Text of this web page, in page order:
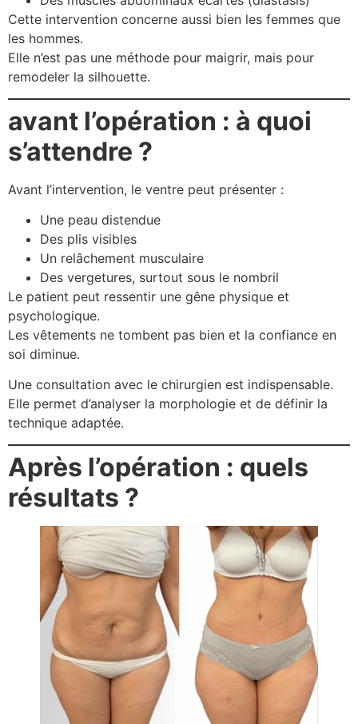
Cette intervention concerne aussi bien les femmes que
les hommes.
Elle n’est pas une méthode pour maigrir, mais pour
remodeler la silhouette.
avant l’opération : à quoi
s’attendre ?
Avant l’intervention, le ventre peut présenter :
Une peau distendue
Des plis visibles
Un relâchement musculaire
Des vergetures, surtout sous le nombril
Le patient peut ressentir une gêne physique et
psychologique.
Les vêtements ne tombent pas bien et la confiance en
soi diminue.
Une consultation avec le chirurgien est indispensable.
Elle permet d’analyser la morphologie et de définir la
technique adaptée.
Après l’opération : quels
résultats ?